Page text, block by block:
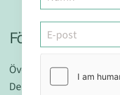
Försiktighet:
Överskrid ej den
Denna produkt skall ej